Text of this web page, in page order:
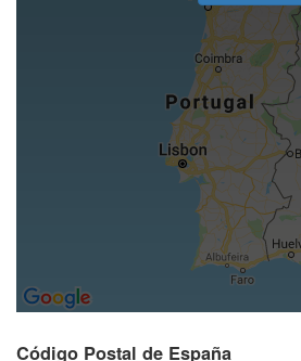
Código Postal de España